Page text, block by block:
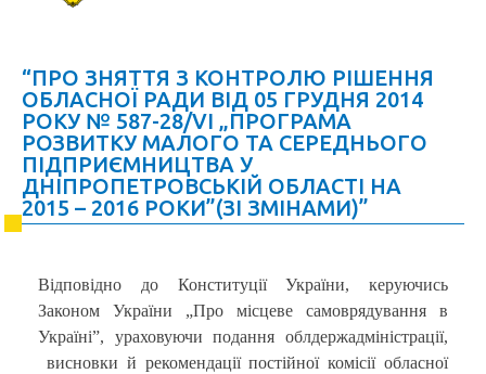
“ПРО ЗНЯТТЯ З КОНТРОЛЮ РІШЕННЯ
ОБЛАСНОЇ РАДИ ВІД 05 ГРУДНЯ 2014
РОКУ № 587-28/VI „ПРОГРАМА
РОЗВИТКУ МАЛОГО ТА СЕРЕДНЬОГО
ПІДПРИЄМНИЦТВА У
ДНІПРОПЕТРОВСЬКІЙ ОБЛАСТІ НА
2015 – 2016 РОКИ”(ЗІ ЗМІНАМИ)”
Відповідно до Конституції України, керуючись
Законом України „Про місцеве самоврядування в
Україні”, ураховуючи подання облдержадміністрації,
висновки й рекомендації постійної комісії обласної